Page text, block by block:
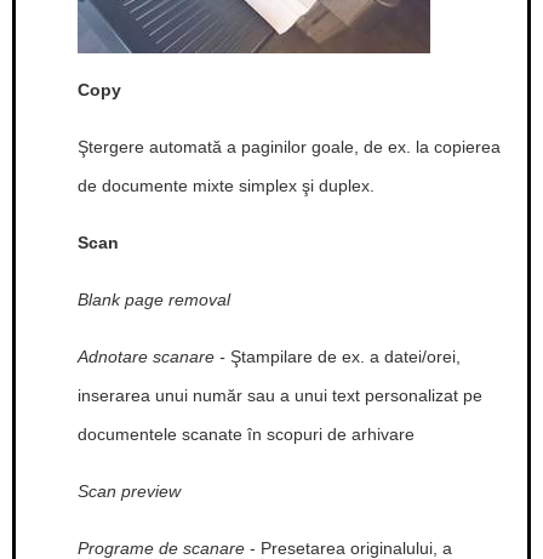
Copy
Ştergere automată a paginilor goale, de ex. la copierea
de documente mixte simplex şi duplex.
Scan
Blank page removal
Adnotare scanare -Ştampilare de ex. a datei/orei,
inserarea unui număr sau a unui text personalizat pe
documentele scanate în scopuri de arhivare
Scan preview
Programe de scanare- Presetarea originalului, a